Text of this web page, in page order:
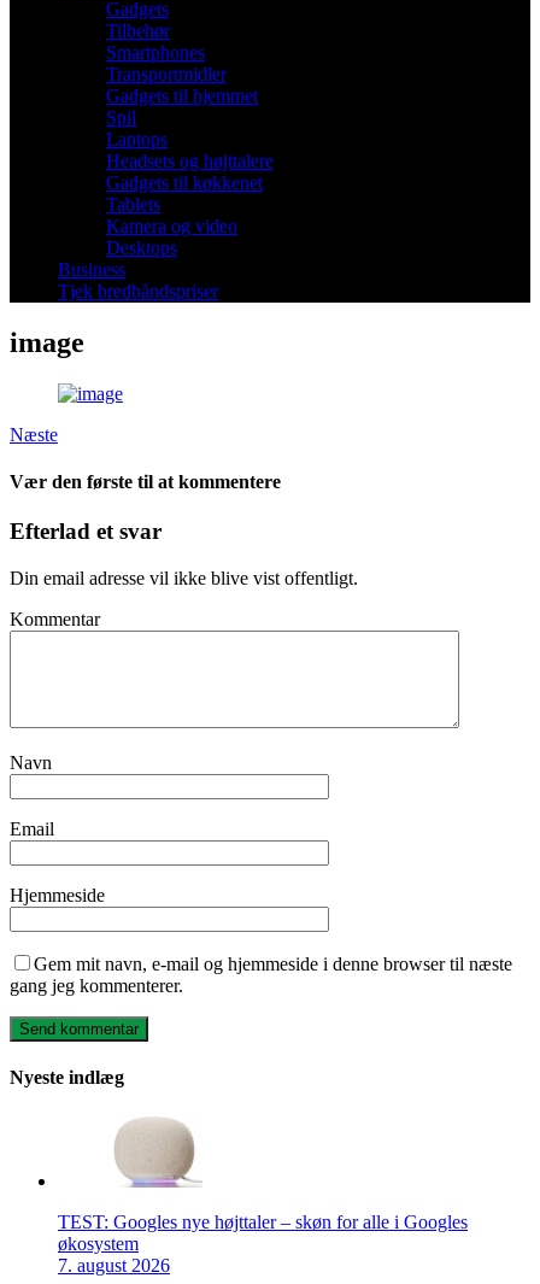
Gadgets
Tilbehør
Smartphones
Transportmidler
Gadgets til hjemmet
Spil
Laptops
Headsets og højttalere
Gadgets til køkkenet
Tablets
Kamera og video
Desktops
Business
Tjek bredbåndspriser
image
Næste
Vær den første til at kommentere
Efterlad et svar
Din email adresse vil ikke blive vist offentligt.
Kommentar
Navn
Email
Hjemmeside
Gem mit navn, e-mail og hjemmeside i denne browser til næste
gang jeg kommenterer.
Nyeste indlæg
TEST: Googles nye højttaler – skøn for alle i Googles
økosystem
7. august 2026